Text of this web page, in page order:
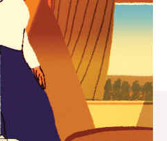
伴侣，与您共
旅程